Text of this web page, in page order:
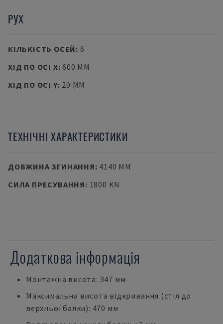
РУХ
КІЛЬКІСТЬ ОСЕЙ: 6
ХІД ПО ОСІ X: 600 MM
ХІД ПО ОСІ Y: 20 MM
ТЕХНІЧНІ ХАРАКТЕРИСТИКИ
ДОВЖИНА ЗГИНАННЯ: 4140 MM
СИЛА ПРЕСУВАННЯ: 1800 KN
Додаткова інформація
Монтажна висота: 347 мм
Максимальна висота відкривання (стіл до
верхньої балки): 470 мм